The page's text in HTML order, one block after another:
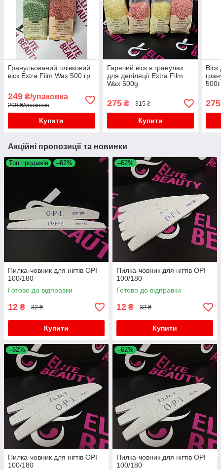
Гранульований плівковий
віск Extra Film Wax 500 гр
249 ₴/упаковка
299 ₴/упаковка
Купити
Гарячий віск в гранулах
для депіляції Extra Film
Wax 500g
275₴ 315 ₴
Купити
Віск
500г
275
Акційні пропозиції та новинки
Топ продажів –62%
Пилка-човник для нігтів OPI
100/180
Готово до відправки
12 ₴ 32 ₴
Купити
–62%
Пилка-човник для нігтів OPI
100/180
Готово до відправки
12 ₴ 32 ₴
Купити
–62%
Пилка-човник для нігтів OPI
100/180
–62%
Пилка-човник для нігтів OPI
100/180